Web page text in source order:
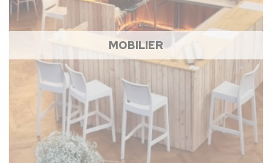
MOBILIER